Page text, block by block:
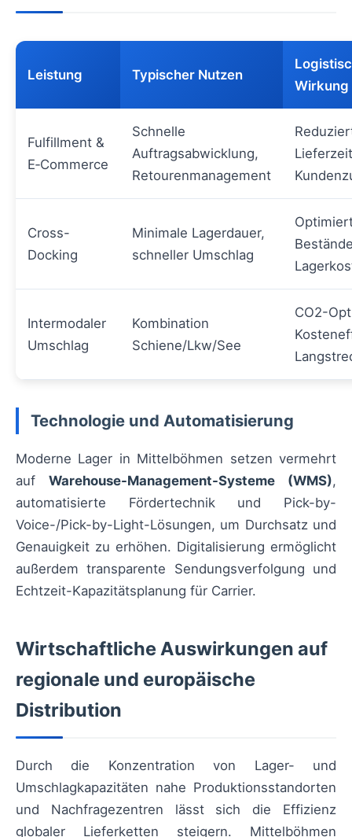
Leistung Typischer Nutzen
Wirkung
Fulfillment &
E‑Commerce
Schnelle
Auftragsabwicklung,
Retourenmanagement
Cross-
Docking
Minimale Lagerdauer,
schneller Umschlag
Intermodaler
Umschlag
Kombination
Schiene/Lkw/See
CO2-
Technologie und Automatisierung
Moderne Lager in Mittelböhmen setzen vermehrt
auf Warehouse-Management-Systeme (WMS),
automatisierte Fördertechnik und Pick-by-
Voice-/Pick-by-Light-Lösungen, um Durchsatz und
Genauigkeit zu erhöhen. Digitalisierung ermöglicht
außerdem transparente Sendungsverfolgung und
Echtzeit-Kapazitätsplanung für Carrier.
Wirtschaftliche Auswirkungen auf
regionale und europäische
Distribution
Durch die Konzentration von Lager- und
Umschlagkapazitäten nahe Produktionsstandorten
und Nachfragezentren lässt sich die Effizienz
globaler Lieferketten steigern. Mittelböhmen